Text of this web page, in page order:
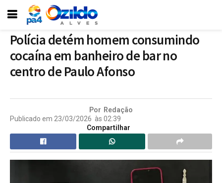
Polícia detém homem consumindo
cocaína em banheiro de bar no
centro de Paulo Afonso
Por Redação
Publicado em 23/03/2026 às 02:39
Compartilhar